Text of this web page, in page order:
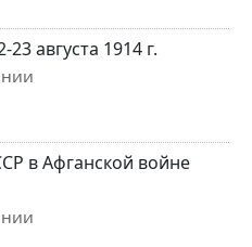
августа 1914 г.
в Афганской войне